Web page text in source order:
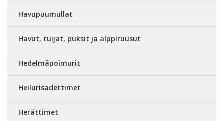
Havupuumullat
Havut, tuijat, puksit ja alppiruusut
Hedelmäpoimurit
Heilurisadettimet
Herättimet